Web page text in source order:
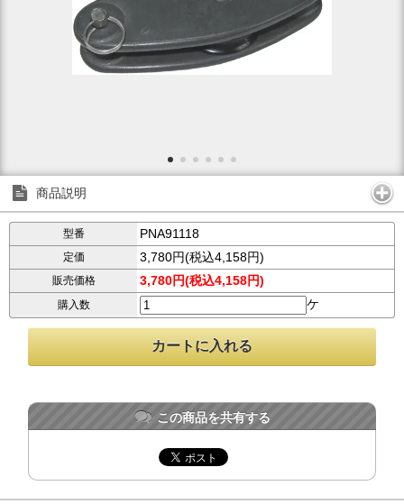
商品説明
型番 PNA91118
定価 3,780円(税込4,158円)
販売価格 3,780円(税込4,158円)
購入数 ケ
この商品を共有する